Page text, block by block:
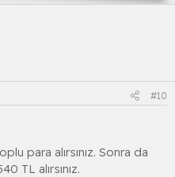
#10
para alırsınız. Sonra da
TL alırsınız.